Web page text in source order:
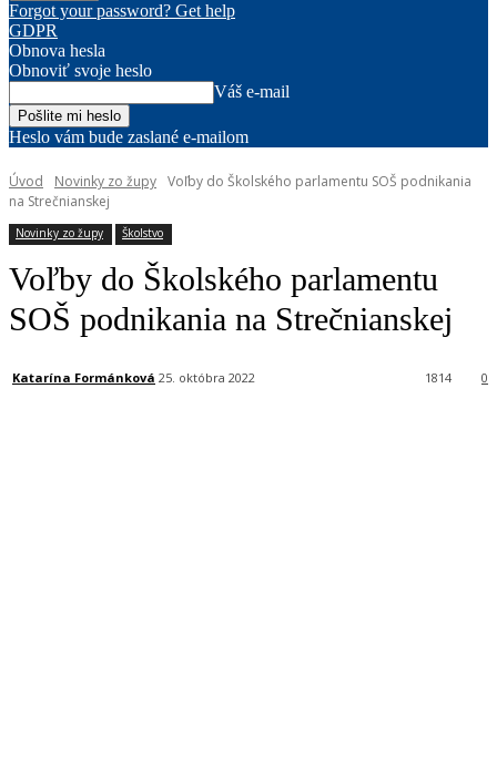
Forgot your password? Get help
GDPR
Obnova hesla
Obnoviť svoje heslo
Váš e-mail
Heslo vám bude zaslané e-mailom
Úvod Novinky zo župy Voľby do Školského parlamentu SOŠ podnikania
na Strečnianskej
Novinky zo župy Školstvo
Voľby do Školského parlamentu
SOŠ podnikania na Strečnianskej
Katarína Formánková 25. októbra 2022 0
1814